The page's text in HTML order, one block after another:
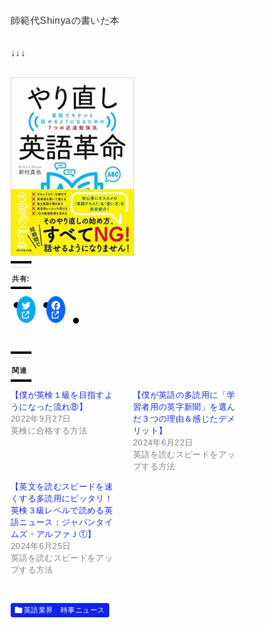
師範代Shinyaの書いた本
↓↓↓
共有:
ク
リ
て
T
w
i
t
t
e
r
で
共
有
(
ン
ド
ウ
で
開
き
ま
す
)
F
a
有
す
る
に
は
ク
リ
だ
さ
い
(
新
し
い
ウ
ィ
ン
ド
ウ
で
す
)
関連
【僕が英検１級を目指すよ
うになった流れ⑧】
2022年9月27日
英検に合格する方法
【僕が英語の多読用に「学
習者用の英字新聞」を選ん
だ３つの理由＆感じたデメ
リット】
2024年6月22日
英語を読むスピードをアッ
プする方法
【英文を読むスピードを速
くする多読用にピッタリ！
英検３級レベルで読める英
語ニュース：ジャパンタイ
ムズ・アルファＪ①】
2024年6月25日
英語を読むスピードをアッ
プする方法
英語業界 時事ニュース